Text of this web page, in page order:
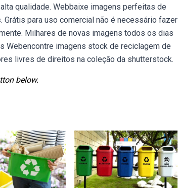
qualidade. Webbaixe imagens perfeitas de
para uso comercial não é necessário fazer
Milhares de novas imagens todos os dias
Webencontre imagens stock de reciclagem de
livres de direitos na coleção da shutterstock.
below.